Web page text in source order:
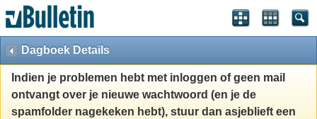
Dagboek Details
Indien je problemen hebt met inloggen of geen mail
ontvangt over je nieuwe wachtwoord (en je de
spamfolder nagekeken hebt), stuur dan asjeblieft een